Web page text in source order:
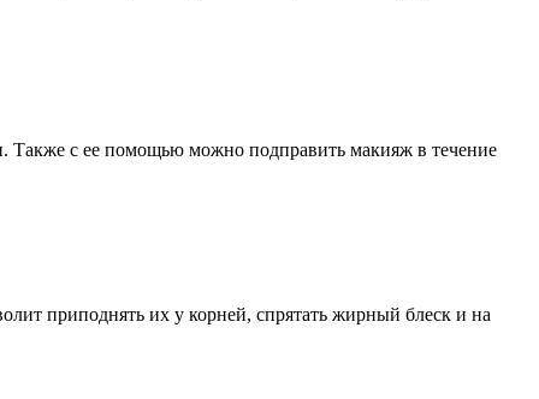
Также с ее помощью можно подправить макияж в течение
приподнять их у корней, спрятать жирный блеск и на